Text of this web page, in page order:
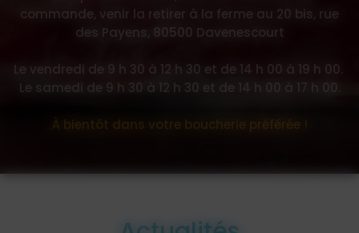
commande, venir la retirer à la ferme au 20 bis, rue
des Payens, 80500 Davenescourt
Le vendredi de 9 h 30 à 12 h 30 et de 14 h 00 à 19 h 00.
Le samedi de 9 h 30 à 12 h 30 et de 14 h 00 à 17 h 00.
À bientôt dans votre boucherie préférée !